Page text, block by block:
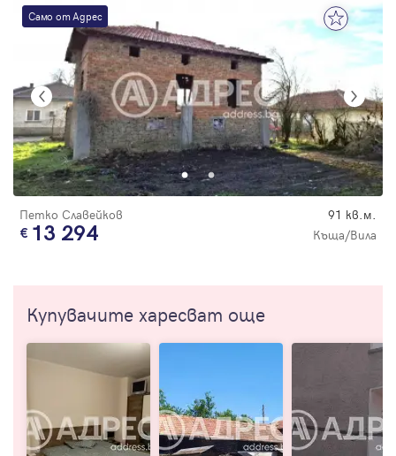
Само от Адрес
Петко Славейков 91 кв.м.
13 294 Къща/Вила
Купувачите харесват още